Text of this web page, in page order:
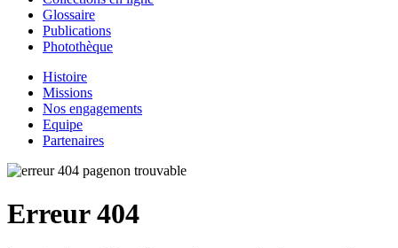
Glossaire
Publications
Photothèque
Histoire
Missions
Nos engagements
Equipe
Partenaires
Erreur 404